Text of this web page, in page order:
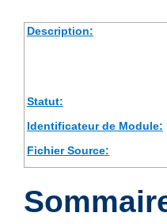
Description:
Statut:
Identificateur de Module:
Fichier Source: